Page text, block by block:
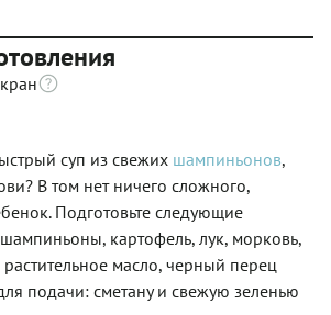
суп из свежих шампиньонов,
В том нет ничего сложного,
Подготовьте следующие
картофель, лук, морковь,
растительное масло, черный перец
подачи: сметану и свежую зеленью